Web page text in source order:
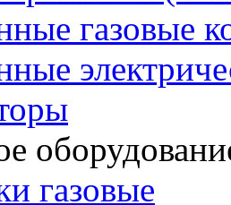
газовые
газовые